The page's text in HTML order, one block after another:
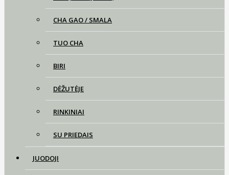
CHA GAO / SMALA
TUO CHA
BIRI
DĖŽUTĖJE
RINKINIAI
SU PRIEDAIS
JUODOJI